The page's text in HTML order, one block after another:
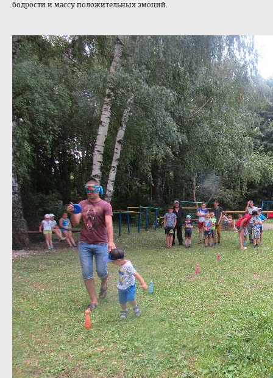
бодрости и массу положительных эмоций.